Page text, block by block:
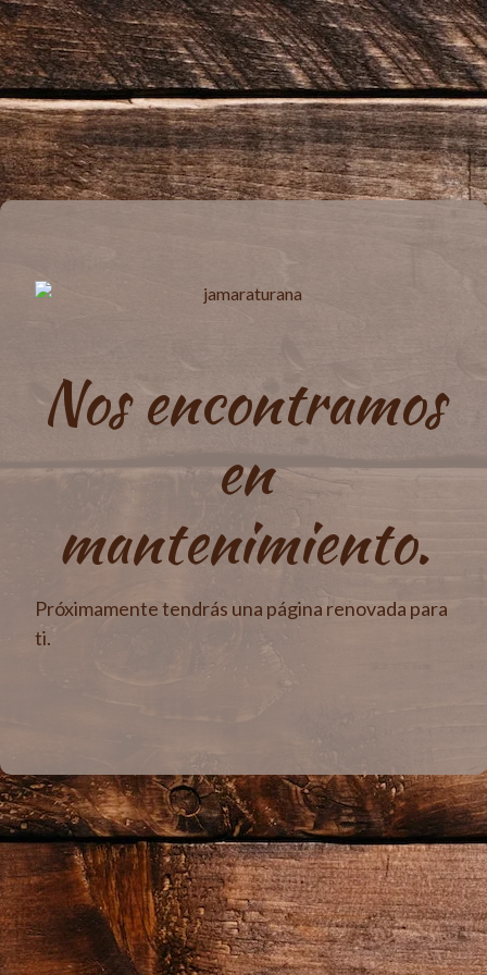
Nos encontramos
en
mantenimiento.
Próximamente tendrás una página renovada para
ti.